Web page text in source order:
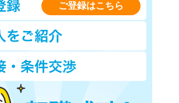
ご登録はこちら